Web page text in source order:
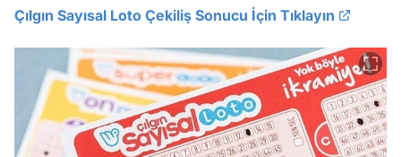
Çılgın Sayısal Loto Çekiliş Sonucu İçin Tıklayın